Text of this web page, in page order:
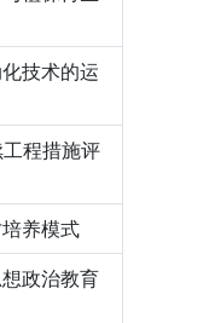
技术的运
程措施评
养模式
政治教育